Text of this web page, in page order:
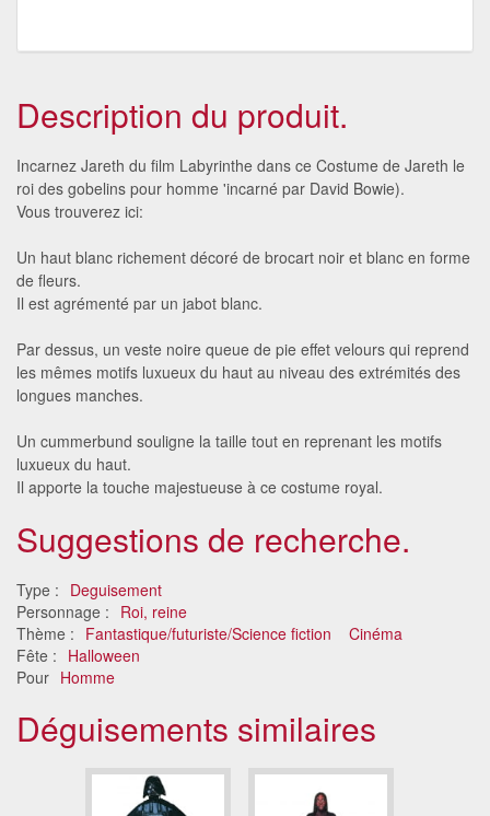
Description du produit.
Incarnez Jareth du film Labyrinthe dans ce Costume de Jareth le
roi des gobelins pour homme 'incarné par David Bowie).
Vous trouverez ici:
Un haut blanc richement décoré de brocart noir et blanc en forme
de fleurs.
Il est agrémenté par un jabot blanc.
Par dessus, un veste noire queue de pie effet velours qui reprend
les mêmes motifs luxueux du haut au niveau des extrémités des
longues manches.
Un cummerbund souligne la taille tout en reprenant les motifs
luxueux du haut.
Il apporte la touche majestueuse à ce costume royal.
Suggestions de recherche.
Type : Deguisement
Personnage : Roi, reine
Thème : Fantastique/futuriste/Science fiction
Cinéma
Fête : Halloween
Pour Homme
Déguisements similaires